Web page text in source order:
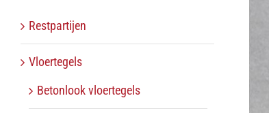
Restpartijen
Vloertegels
Betonlook vloertegels